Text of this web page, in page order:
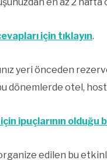
için tıklayın.
yeri önceden
dönemlerde otel,
ipuçlarının olduğu
edilen bu